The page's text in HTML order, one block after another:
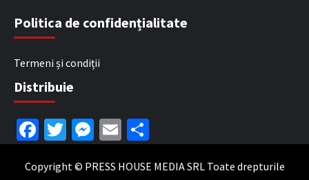
Politica de confidențialitate
Termeni și condiții
Distribuie
Facebook
Twitter
Messenger
Email
Copyright © PRESS HOUSE MEDIA SRL Toate drepturile